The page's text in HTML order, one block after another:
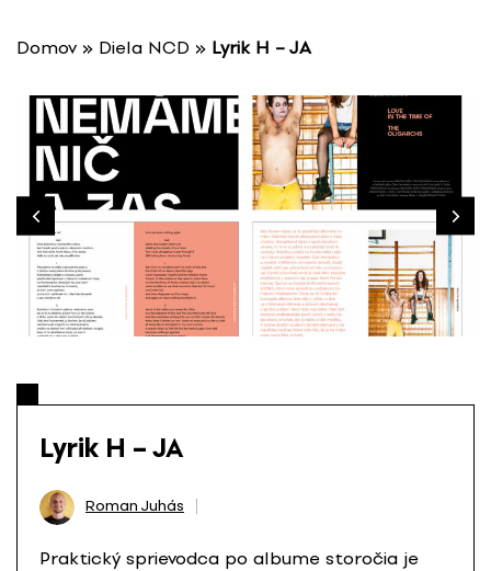
Domov » Diela NCD » Lyrik H – JA
Lyrik H – JA
Roman Juhás
Praktický sprievodca po albume storočia je